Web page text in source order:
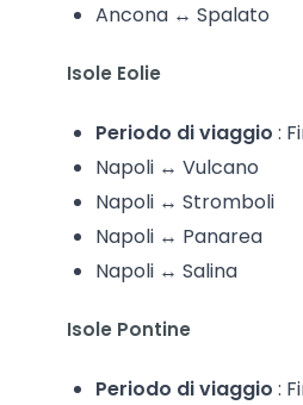
Ancona ↔ Spalato
Isole Eolie
Periodo di viaggio :
Napoli ↔ Vulcano
Napoli ↔ Stromboli
Napoli ↔ Panarea
Napoli ↔ Salina
Isole Pontine
Periodo di viaggio :